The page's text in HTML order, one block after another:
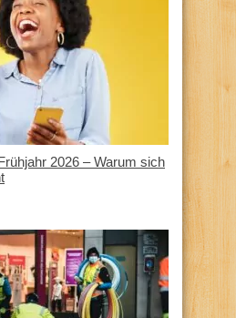
2026 – Warum sich